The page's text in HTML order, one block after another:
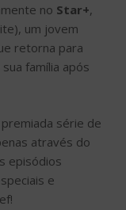
no Star+,
um jovem
retorna para
família após
série de
através do
episódios
e